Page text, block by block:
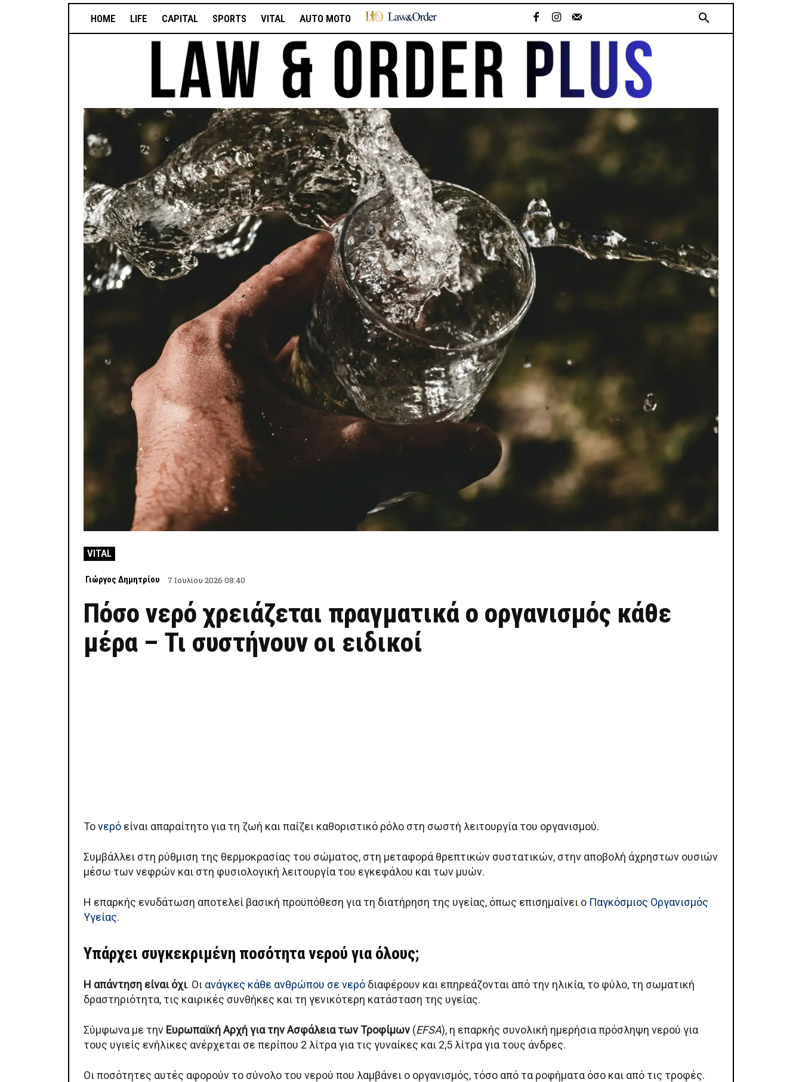
HOME LIFE CAPITAL SPORTS VITAL AUTO MOTO
VITAL
Γιώργος Δημητρίου 7 Ιουλίου 2026 08:40
Πόσο νερό χρειάζεται πραγματικά ο οργανισμός κάθε
μέρα – Τι συστήνουν οι ειδικοί
Τονερό είναι απαραίτητο για τη ζωή και παίζει καθοριστικό ρόλο στη σωστή λειτουργία του οργανισμού.
Συμβάλλει στη ρύθμιση της θερμοκρασίας του σώματος, στη μεταφορά θρεπτικών συστατικών, στην αποβολή άχρηστων ουσιών
μέσω των νεφρών και στη φυσιολογική λειτουργία του εγκεφάλου και των μυών.
Η επαρκής ενυδάτωση αποτελεί βασική προϋπόθεση για τη διατήρηση της υγείας, όπως επισημαίνει ο Παγκόσμιος Οργανισμός
Υγείας.
Υπάρχει συγκεκριμένη ποσότητα νερού για όλους;
Η απάντηση είναι όχι. Οι ανάγκες κάθε ανθρώπου σε νερό διαφέρουν και επηρεάζονται από την ηλικία, το φύλο, τη σωματική
δραστηριότητα, τις καιρικές συνθήκες και τη γενικότερη κατάσταση της υγείας.
Σύμφωνα με την Ευρωπαϊκή Αρχή για την Ασφάλεια των Τροφίμων(EFSA), η επαρκής συνολική ημερήσια πρόσληψη νερού για
τους υγιείς ενήλικες ανέρχεται σε περίπου 2 λίτρα για τις γυναίκες και 2,5 λίτρα για τους άνδρες.
Οι ποσότητες αυτές αφορούν το σύνολο του νερού που λαμβάνει ο οργανισμός, τόσο από τα ροφήματα όσο και από τις τροφές.